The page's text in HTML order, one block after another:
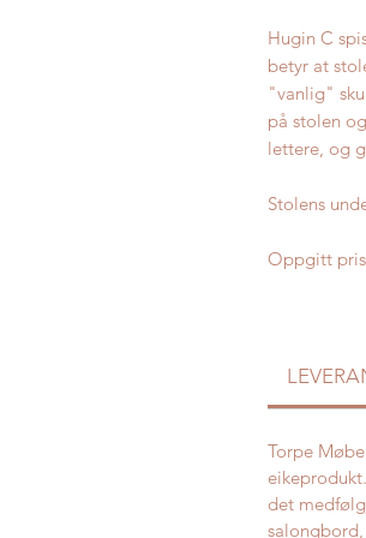
Hugin C
betyr at
"vanlig"
på stolen
lettere, og
Stolens
Oppgitt
Torpe
det